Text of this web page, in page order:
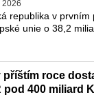
2026
republika v prvním
unie o 38,2
příštím roce
400 miliard